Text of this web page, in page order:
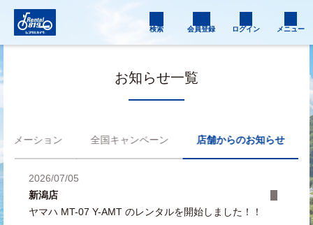
検索 会員登録 ログイン メニュー
お知らせ一覧
ォメーション 全国キャンペーン 店舗からのお知らせ
2026/07/05
新潟店
ヤマハ MT-07 Y-AMT のレンタルを開始しました！！